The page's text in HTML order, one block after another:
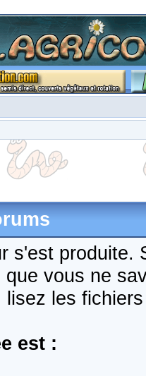
s'est produite.
vous ne
lisez les
est :